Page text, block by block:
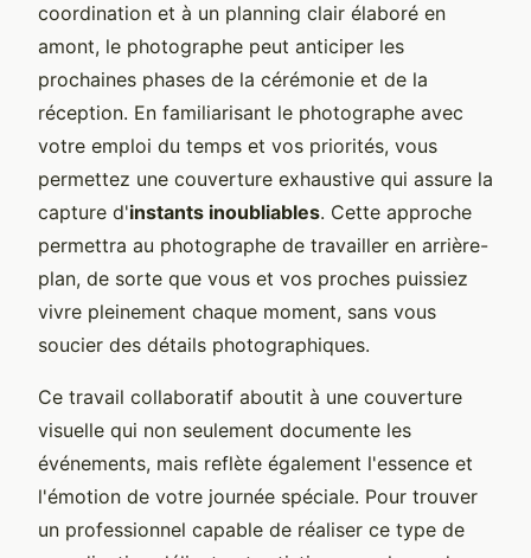
coordination et à un planning clair élaboré en
amont, le photographe peut anticiper les
prochaines phases de la cérémonie et de la
réception. En familiarisant le photographe avec
votre emploi du temps et vos priorités, vous
permettez une couverture exhaustive qui assure la
capture d'instants inoubliables. Cette approche
permettra au photographe de travailler en arrière-
plan, de sorte que vous et vos proches puissiez
vivre pleinement chaque moment, sans vous
soucier des détails photographiques.
Ce travail collaboratif aboutit à une couverture
visuelle qui non seulement documente les
événements, mais reflète également l'essence et
l'émotion de votre journée spéciale. Pour trouver
un professionnel capable de réaliser ce type de